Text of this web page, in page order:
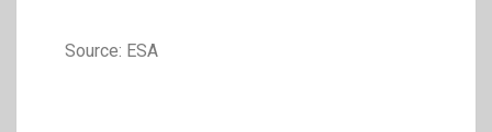
Source: ESA